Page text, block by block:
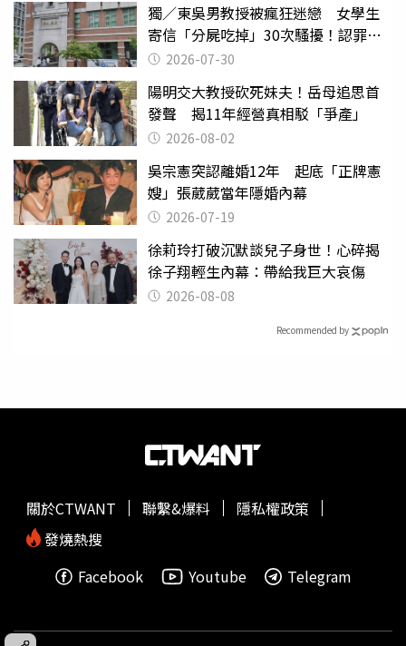
獨／東吳男教授被瘋狂迷戀 女學生
寄信「分屍吃掉」30次騷擾！認罪免
關 2026-07-30
陽明交大教授砍死妹夫！岳母追思首
發聲 揭11年經營真相駁「爭產」
2026-08-02
吳宗憲突認離婚12年 起底「正牌憲
嫂」張葳葳當年隱婚內幕
2026-07-19
徐莉玲打破沉默談兒子身世！心碎揭
徐子翔輕生內幕：帶給我巨大哀傷
2026-08-08
Recommended by
關於CTWANT 聯繫&爆料
隱私權政策
發燒熱搜
Facebook
Youtube Telegram